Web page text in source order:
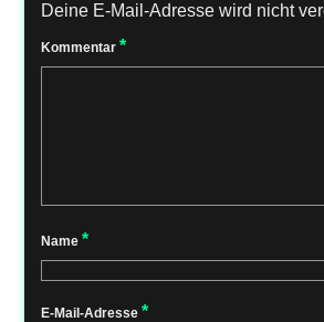
Deine E-Mail-Adresse wird nicht
Kommentar *
Name *
E-Mail-Adresse *